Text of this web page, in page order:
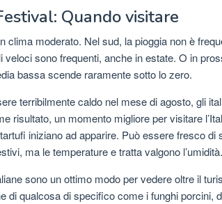
Quando visitare
clima moderato. Nel sud, la pioggia non è
veloci sono frequenti, anche in estate. O in
bassa scende raramente sotto lo zero.
terribilmente caldo nel mese di agosto, gli
risultato, un momento migliore per visitare
iniziano ad apparire. Può essere fresco di
ma le temperature e tratta valgono l’umidità.
sono un ottimo modo per vedere oltre il
di qualcosa di specifico come i funghi porcini,